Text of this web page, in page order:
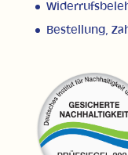
Bestellung,